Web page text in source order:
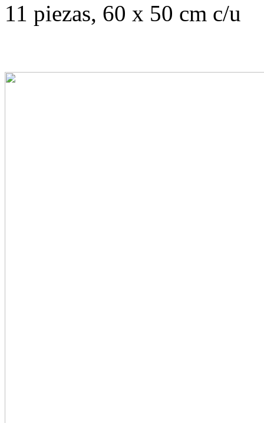
11 piezas, 60 x 50 cm c/u